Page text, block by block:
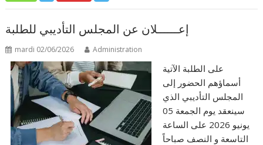
إعــــــلان عن المجلس التأديبي للطلبة
mardi 02/06/2026 Administration
على الطلبة الآتية
أسماؤهم الحضور إلى
المجلس التأديبي الذي
سينعقد يوم الجمعة 05
يونيو 2026 على الساعة
التاسعة و النصف صباحاً